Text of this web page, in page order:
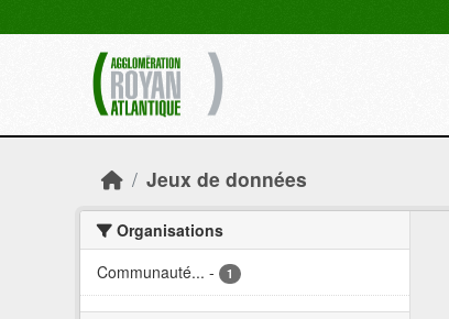
Jeux de données
Organisations
Communauté... - 1